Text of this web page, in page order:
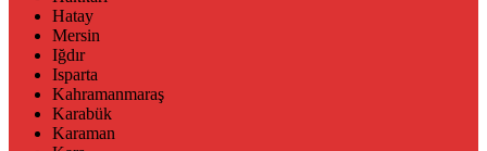
Hatay
Mersin
Iğdır
Isparta
Kahramanmaraş
Karabük
Karaman